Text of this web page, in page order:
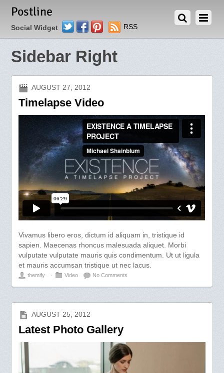
Postline
Social Widget TwitterFacebook
PinterestRSS
Sidebar Right
AUGUST 27, 2012
Timelapse Video
Vivamus libero eros, dictum id aliquam in, tristique id
sapien. Maecenas rhoncus malesuada aliquet. Morbi
vulputate vulputate mauris quis condimentum. Ut ut ligula
et mauris accumsan tristique ut nec lacus.
themify ⋅ Video No Comments
AUGUST 25, 2012
Latest Photo Gallery